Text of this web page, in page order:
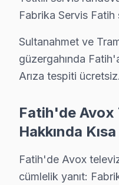
Hobyar Avox
Hoca Gıyasettin
Fatih'da Hoca
Hocapaşa Avox
Fabrika Servis Fatih
Sultanahmet ve
güzergahında
Arıza tespiti ücretsiz.
Fatih'de Avox
Hakkında
Fatih'de Avox
cümlelik yanıt: